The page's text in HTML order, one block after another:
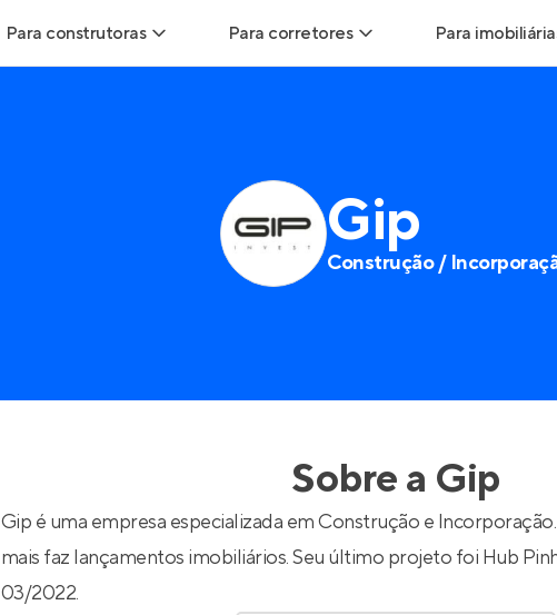
Para construtoras
Anunciar Imóveis
Para corretores
Parcerias imobiliárias
Hub de Corretores
Anunciar imóveis
Entrar no Apto
Para
Entrar
Gip
Construção /
Sobre a Gip
Gip é uma empresa especializada em Construção e
mais faz lançamentos imobiliários. Seu último projeto foi Hub
03/2022.